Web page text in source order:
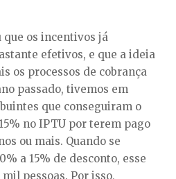
que os incentivos já
efetivos, e que a ideia
os processos de cobrança
passado, tivemos em
que conseguiram o
no IPTU por terem pago
ou mais. Quando se
a 15% de desconto, esse
pessoas. Por isso,